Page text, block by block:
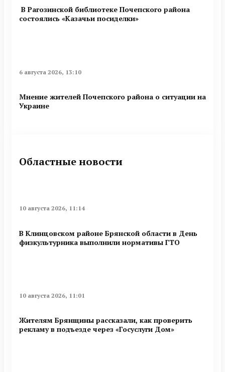
В Рагозинской библиотеке Почепского района
состоялись «Казачьи посиделки»
6 августа 2026, 13:10
Мнение жителей Почепского района о ситуации на
Украине
Областные новости
10 августа 2026, 11:14
В Клинцовском районе Брянской области в День
физкультурника выполнили нормативы ГТО
10 августа 2026, 11:01
Жителям Брянщины рассказали, как проверить
рекламу в подъезде через «Госуслуги Дом»